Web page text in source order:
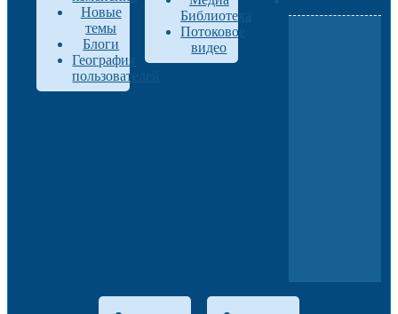
Новые
темы
Блоги
География
пользователей
Библиотека
Потоковое
видео